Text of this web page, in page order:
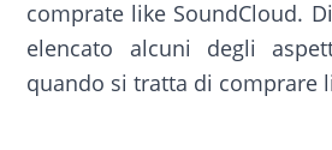
comprate like SoundCloud.
elencato alcuni degli
quando si tratta di comprare